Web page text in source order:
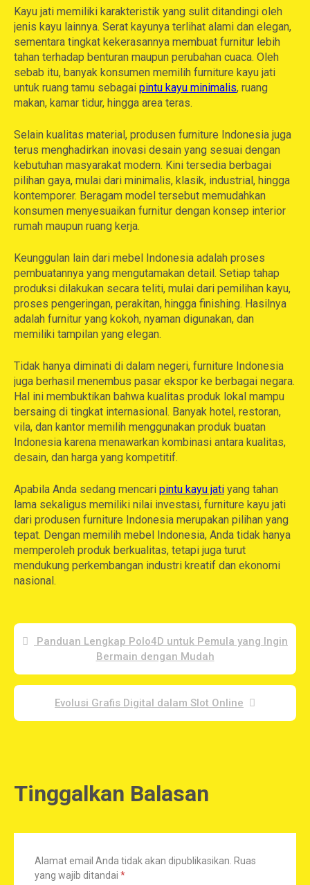
Kayu jati memiliki karakteristik yang sulit ditandingi oleh
jenis kayu lainnya. Serat kayunya terlihat alami dan elegan,
sementara tingkat kekerasannya membuat furnitur lebih
tahan terhadap benturan maupun perubahan cuaca. Oleh
sebab itu, banyak konsumen memilih furniture kayu jati
untuk ruang tamu sebagai pintu kayu minimalis, ruang
makan, kamar tidur, hingga area teras.
Selain kualitas material, produsen furniture Indonesia juga
terus menghadirkan inovasi desain yang sesuai dengan
kebutuhan masyarakat modern. Kini tersedia berbagai
pilihan gaya, mulai dari minimalis, klasik, industrial, hingga
kontemporer. Beragam model tersebut memudahkan
konsumen menyesuaikan furnitur dengan konsep interior
rumah maupun ruang kerja.
Keunggulan lain dari mebel Indonesia adalah proses
pembuatannya yang mengutamakan detail. Setiap tahap
produksi dilakukan secara teliti, mulai dari pemilihan kayu,
proses pengeringan, perakitan, hingga finishing. Hasilnya
adalah furnitur yang kokoh, nyaman digunakan, dan
memiliki tampilan yang elegan.
Tidak hanya diminati di dalam negeri, furniture Indonesia
juga berhasil menembus pasar ekspor ke berbagai negara.
Hal ini membuktikan bahwa kualitas produk lokal mampu
bersaing di tingkat internasional. Banyak hotel, restoran,
vila, dan kantor memilih menggunakan produk buatan
Indonesia karena menawarkan kombinasi antara kualitas,
desain, dan harga yang kompetitif.
Apabila Anda sedang mencari pintu kayu jati yang tahan
lama sekaligus memiliki nilai investasi, furniture kayu jati
dari produsen furniture Indonesia merupakan pilihan yang
tepat. Dengan memilih mebel Indonesia, Anda tidak hanya
memperoleh produk berkualitas, tetapi juga turut
mendukung perkembangan industri kreatif dan ekonomi
nasional.
Panduan Lengkap Polo4D untuk Pemula yang Ingin
Bermain dengan Mudah
Evolusi Grafis Digital dalam Slot Online
Tinggalkan Balasan
Alamat email Anda tidak akan dipublikasikan. Ruas
yang wajib ditandai *